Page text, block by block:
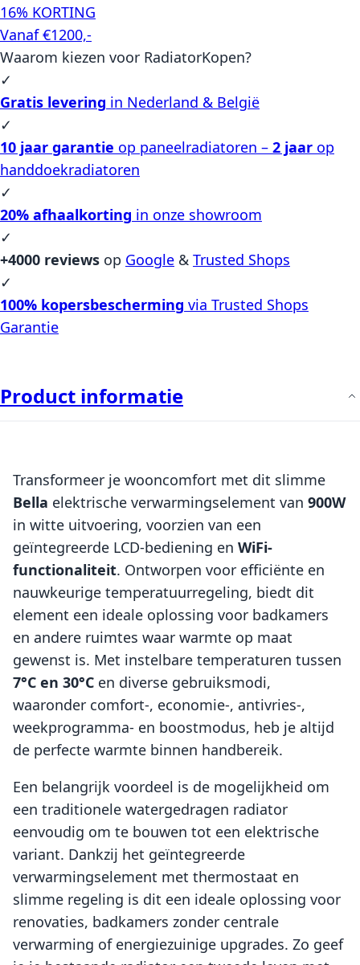
16% KORTING
Vanaf €1200,-
Waarom kiezen voor RadiatorKopen?
✓
Gratis levering in Nederland & België
✓
10 jaar garantie op paneelradiatoren – 2 jaar op
handdoekradiatoren
✓
20% afhaalkorting in onze showroom
✓
+4000 reviews op Google & Trusted Shops
✓
100% kopersbescherming via Trusted Shops
Garantie
Product informatie
Transformeer je wooncomfort met dit slimme
Bella elektrische verwarmingselement van 900W
in witte uitvoering, voorzien van een
geïntegreerde LCD-bediening en WiFi-
functionaliteit. Ontworpen voor efficiënte en
nauwkeurige temperatuurregeling, biedt dit
element een ideale oplossing voor badkamers
en andere ruimtes waar warmte op maat
gewenst is. Met instelbare temperaturen tussen
7°C en 30°C en diverse gebruiksmodi,
waaronder comfort-, economie-, antivries-,
weekprogramma- en boostmodus, heb je altijd
de perfecte warmte binnen handbereik.
Een belangrijk voordeel is de mogelijkheid om
een traditionele watergedragen radiator
eenvoudig om te bouwen tot een elektrische
variant. Dankzij het geïntegreerde
verwarmingselement met thermostaat en
slimme regeling is dit een ideale oplossing voor
renovaties, badkamers zonder centrale
verwarming of energiezuinige upgrades. Zo geef